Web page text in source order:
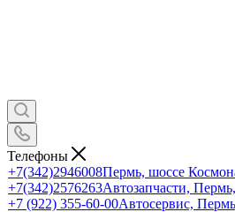
Телефоны
+7(342)2946008Пермь, шоссе
+7(342)2576263Автозапчасти,
+7 (922) 355-60-00Автосервис,